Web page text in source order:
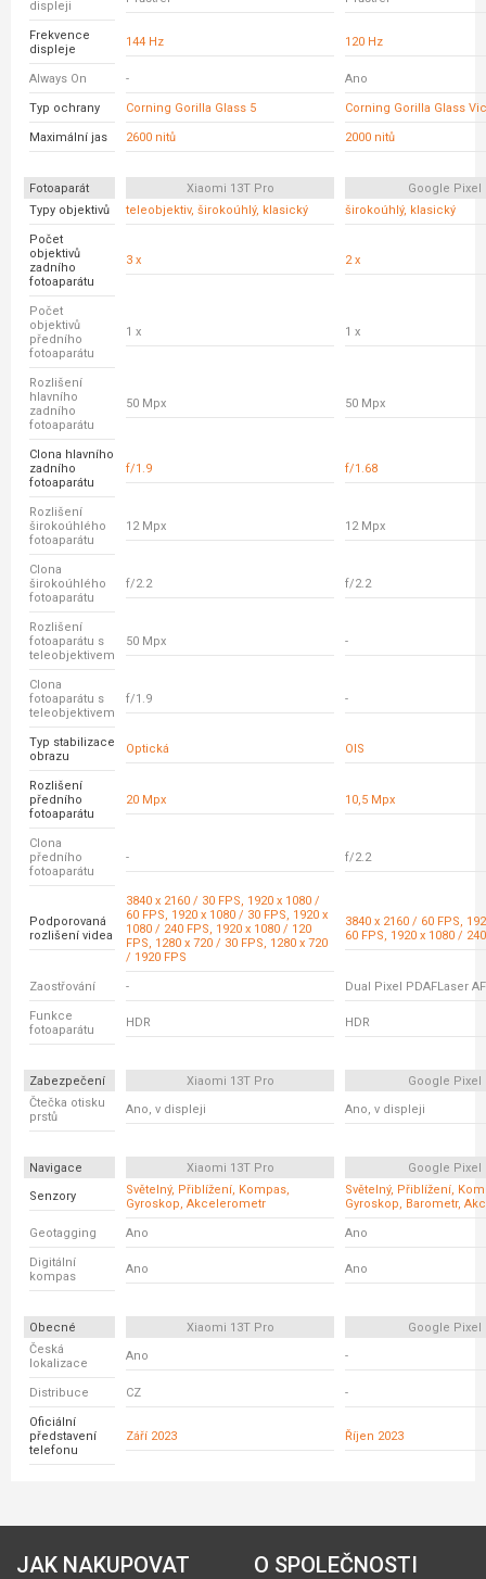
displeji
Frekvence
displeje
144 Hz 120 Hz
Always On - Ano
Typ ochrany Corning Gorilla Glass 5 Corning Gorilla Glass
Maximální jas 2600 nitů 2000 nitů
Fotoaparát Xiaomi 13T Pro
Google Pixel
Typy objektivů
teleobjektiv, širokoúhlý, klasický širokoúhlý, klasický
Počet
objektivů
zadního
fotoaparátu
3 x 2 x
Počet
objektivů
předního
fotoaparátu
1 x 1 x
Rozlišení
hlavního
zadního
fotoaparátu
50 Mpx 50 Mpx
Clona hlavního
zadního
fotoaparátu
f/1.9 f/1.68
Rozlišení
širokoúhlého
fotoaparátu
12 Mpx 12 Mpx
Clona
širokoúhlého
fotoaparátu
f/2.2 f/2.2
Rozlišení
fotoaparátu s
teleobjektivem
50 Mpx -
Clona
fotoaparátu s
teleobjektivem
f/1.9 -
Typ stabilizace
obrazu
Optická OIS
Rozlišení
předního
fotoaparátu
20 Mpx 10,5 Mpx
Clona
předního
fotoaparátu
- f/2.2
Podporovaná
rozlišení videa
3840 x 2160 / 30 FPS, 1920 x 1080 /
60 FPS, 1920 x 1080 / 30 FPS, 1920 x
1080 / 240 FPS, 1920 x 1080 / 120
FPS, 1280 x 720 / 30 FPS, 1280 x 720
/ 1920 FPS
3840 x 2160 / 60 FPS,
60 FPS, 1920 x 1080 /
Zaostřování - Dual Pixel PDAFLaser AF
Funkce
fotoaparátu
HDR HDR
Zabezpečení Xiaomi 13T Pro
Google Pixel
Čtečka otisku
prstů
Ano, v displeji Ano, v displeji
Navigace Xiaomi 13T Pro
Google Pixel
Senzory
Světelný, Přiblížení, Kompas,
Gyroskop, Akcelerometr
Světelný, Přiblížení,
Gyroskop, Barometr,
Geotagging Ano Ano
Digitální
kompas
Ano Ano
Obecné Xiaomi 13T Pro
Google Pixel
Česká
lokalizace
Ano -
Distribuce CZ -
Oficiální
představení
telefonu
Září 2023 Říjen 2023
JAK NAKUPOVAT O SPOLEČNOSTI